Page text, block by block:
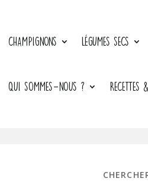
CHAMPIGNONS LÉGUMES SECS
QUI SOMMES-NOUS ? RECETTES